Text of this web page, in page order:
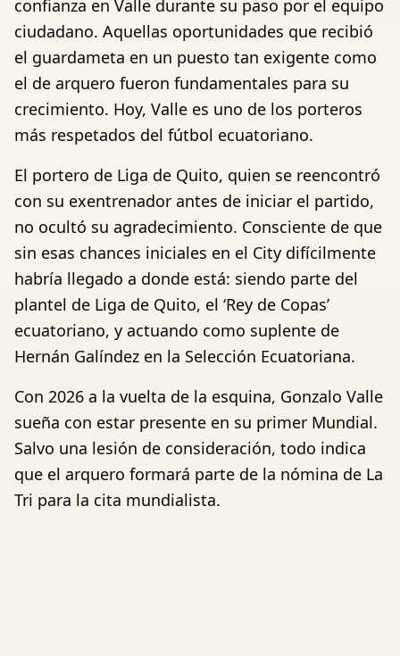
confianza en Valle durante su paso por el equipo
ciudadano. Aquellas oportunidades que recibió
el guardameta en un puesto tan exigente como
el de arquero fueron fundamentales para su
crecimiento. Hoy, Valle es uno de los porteros
más respetados del fútbol ecuatoriano.
El portero de Liga de Quito, quien se reencontró
con su exentrenador antes de iniciar el partido,
no ocultó su agradecimiento. Consciente de que
sin esas chances iniciales en el City difícilmente
habría llegado a donde está: siendo parte del
plantel de Liga de Quito, el ‘Rey de Copas’
ecuatoriano, y actuando como suplente de
Hernán Galíndez en la Selección Ecuatoriana.
Con 2026 a la vuelta de la esquina, Gonzalo Valle
sueña con estar presente en su primer Mundial.
Salvo una lesión de consideración, todo indica
que el arquero formará parte de la nómina de La
Tri para la cita mundialista.